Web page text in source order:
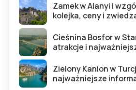
Zamek w Alanyi i
kolejka, ceny i
Cieśnina Bosfor w
atrakcje i
Zielony Kanion w
najważniejsze